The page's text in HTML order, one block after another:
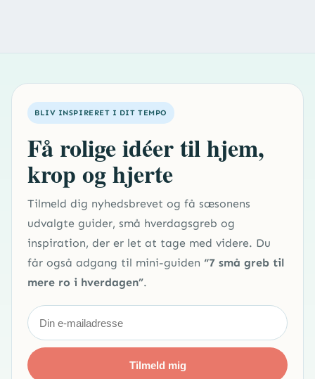
BLIV INSPIRERET I DIT TEMPO
Få rolige idéer til hjem,
krop og hjerte
Tilmeld dig nyhedsbrevet og få sæsonens
udvalgte guider, små hverdagsgreb og
inspiration, der er let at tage med videre. Du
får også adgang til mini-guiden “7 små greb til
mere ro i hverdagen”.
Tilmeld mig